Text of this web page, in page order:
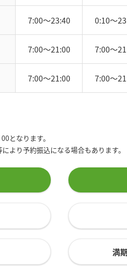
7:00～23:40 0:10～
7:00～21:00 7:00～
7:00～21:00 7:00～
となります。
より予約振込になる場合もあります。
満